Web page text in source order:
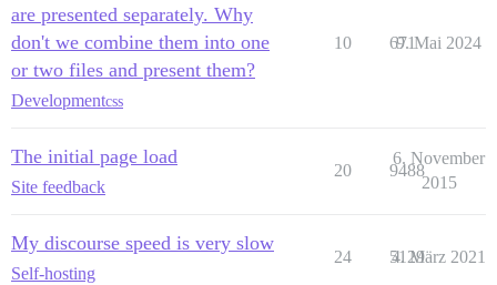
are presented separately. Why
don't we combine them into one
or two files and present them?
Developmentcss
10 671
9. Mai 2024
The initial page load
Site feedback
20 9488
6. November
2015
My discourse speed is very slow
Self-hosting
24 5129
4. März 2021